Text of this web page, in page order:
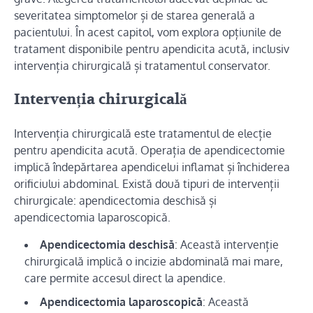
severitatea simptomelor și de starea generală a
pacientului. În acest capitol, vom explora opțiunile de
tratament disponibile pentru apendicita acută, inclusiv
intervenția chirurgicală și tratamentul conservator.
Intervenția chirurgicală
Intervenția chirurgicală este tratamentul de elecție
pentru apendicita acută. Operația de apendicectomie
implică îndepărtarea apendicelui inflamat și închiderea
orificiului abdominal. Există două tipuri de intervenții
chirurgicale: apendicectomia deschisă și
apendicectomia laparoscopică.
Apendicectomia deschisă: Această intervenție
chirurgicală implică o incizie abdominală mai mare,
care permite accesul direct la apendice.
Apendicectomia laparoscopică: Această